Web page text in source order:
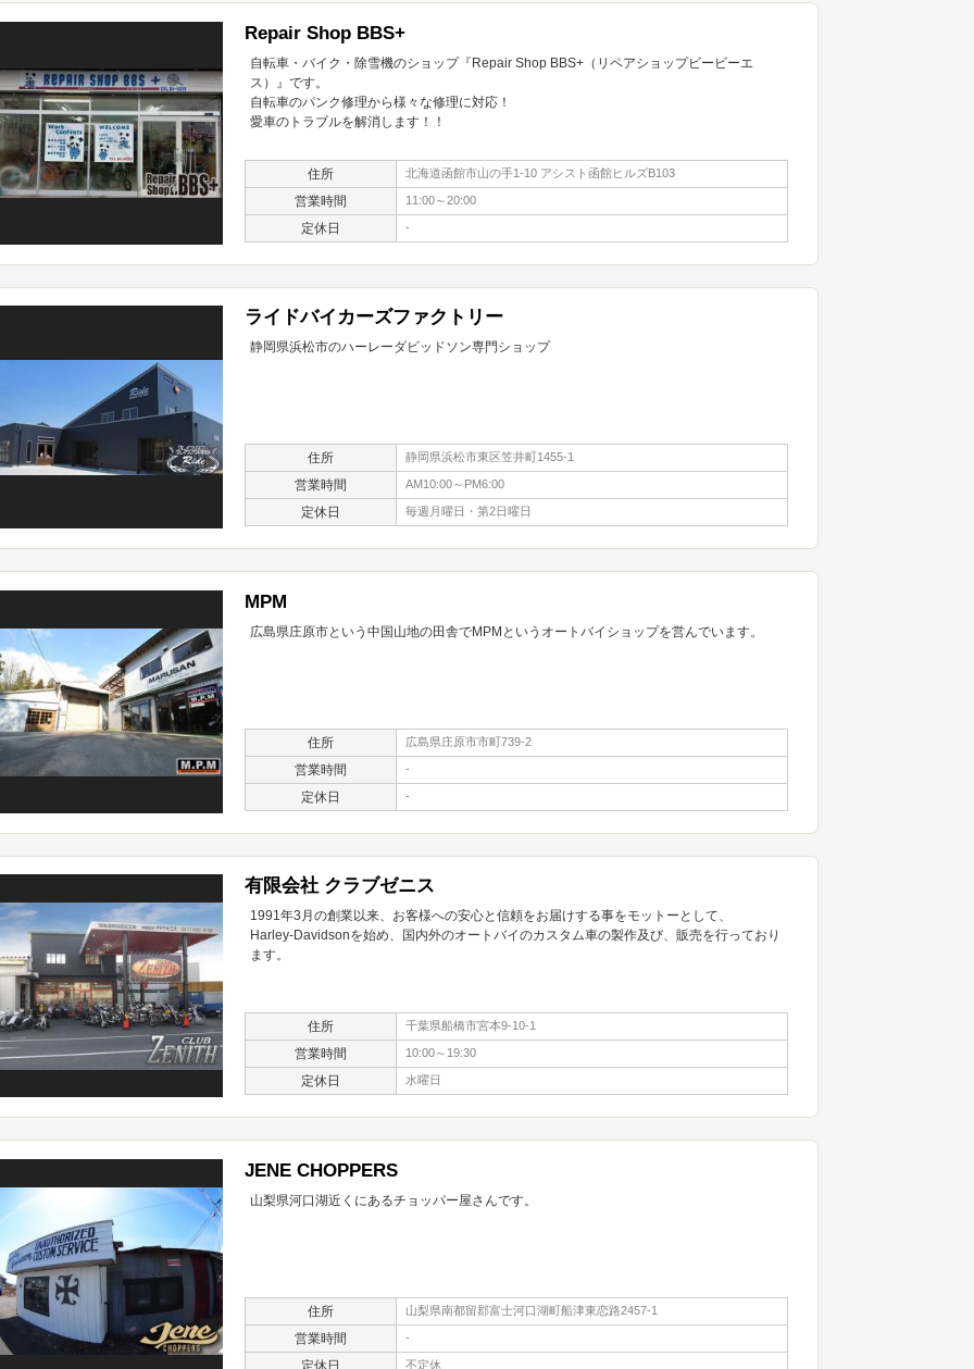
Repair Shop BBS+
自転車・バイク・除雪機のショップ『Repair Shop BBS+（リペアショップビービーエ
ス）』です。
自転車のパンク修理から様々な修理に対応！
愛車のトラブルを解消します！！
住所 北海道函館市山の手1-10 アシスト函館ヒルズB103
営業時間 11:00～20:00
定休日 -
ライドバイカーズファクトリー
静岡県浜松市のハーレーダビッドソン専門ショップ
住所 静岡県浜松市東区笠井町1455-1
営業時間 AM10:00～PM6:00
定休日 毎週月曜日・第2日曜日
MPM
広島県庄原市という中国山地の田舎でMPMというオートバイショップを営んでいます。
住所 広島県庄原市市町739-2
営業時間 -
定休日 -
有限会社 クラブゼニス
1991年3月の創業以来、お客様への安心と信頼をお届けする事をモットーとして、
Harley-Davidsonを始め、国内外のオートバイのカスタム車の製作及び、販売を行っており
ます。
住所 千葉県船橋市宮本9-10-1
営業時間 10:00～19:30
定休日 水曜日
JENE CHOPPERS
山梨県河口湖近くにあるチョッパー屋さんです。
住所 山梨県南都留郡富士河口湖町船津東恋路2457-1
営業時間 -
定休日 不定休